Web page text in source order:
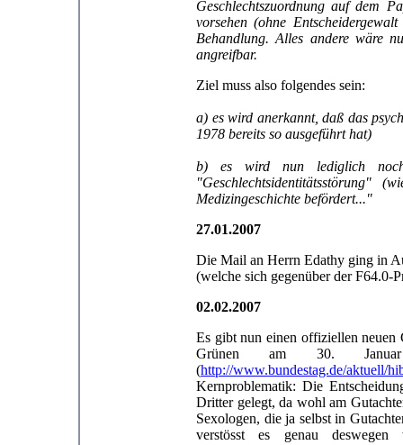
Geschlechtszuordnung auf dem
vorsehen (ohne
Behandlung. Alles andere wäre
angreifbar.
Ziel muss also folgendes sein:
a) es wird anerkannt, daß das
1978 bereits so ausgeführt hat)
b) es wird nun lediglich noch
Medizingeschichte befördert..."
27.01.2007
Die Mail an Herrn Edathy ging in
(welche sich gegenüber der F64.0-
02.02.2007
Es gibt nun einen offiziellen neuen
Grünen am 30.
(http://www.bundestag.de/aktuell/
Kernproblematik: Die
Dritter gelegt, da wohl am
Sexologen, die ja selbst in
verstösst es genau